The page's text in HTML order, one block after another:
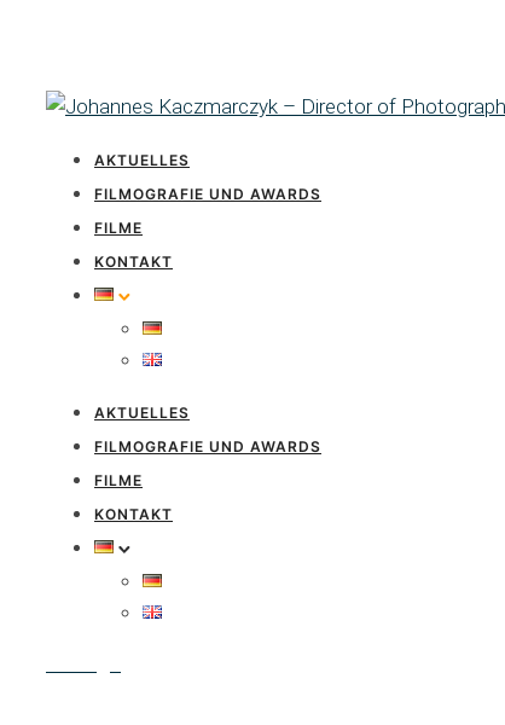
AKTUELLES
FILMOGRAFIE UND AWARDS
FILME
KONTAKT
AKTUELLES
FILMOGRAFIE UND AWARDS
FILME
KONTAKT